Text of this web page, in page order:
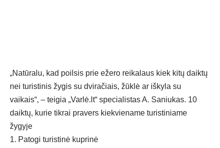
„Natūralu, kad poilsis prie ežero reikalaus kiek kitų daiktų
nei turistinis žygis su dviračiais, žūklė ar iškyla su
vaikais“, – teigia „Varlė.lt“ specialistas A. Saniukas. 10
daiktų, kurie tikrai pravers kiekviename turistiniame
žygyje
1. Patogi turistinė kuprinė